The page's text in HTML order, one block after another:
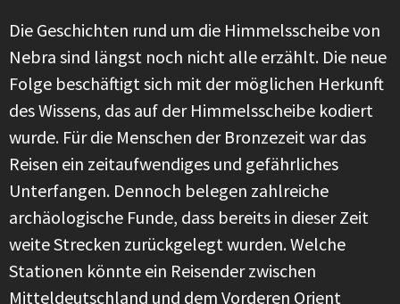
Die Geschichten rund um die Himmelsscheibe von
Nebra sind längst noch nicht alle erzählt. Die neue
Folge beschäftigt sich mit der möglichen Herkunft
des Wissens, das auf der Himmelsscheibe kodiert
wurde. Für die Menschen der Bronzezeit war das
Reisen ein zeitaufwendiges und gefährliches
Unterfangen. Dennoch belegen zahlreiche
archäologische Funde, dass bereits in dieser Zeit
weite Strecken zurückgelegt wurden. Welche
Stationen könnte ein Reisender zwischen
Mitteldeutschland und dem Vorderen Orient